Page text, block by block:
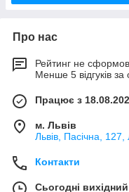
Про нас
Рейтинг не
Менше 5 відгуків за
Працює з
м. Львів
Львів, Пасічна, 127,
Контакти
Сьогодні вихідний